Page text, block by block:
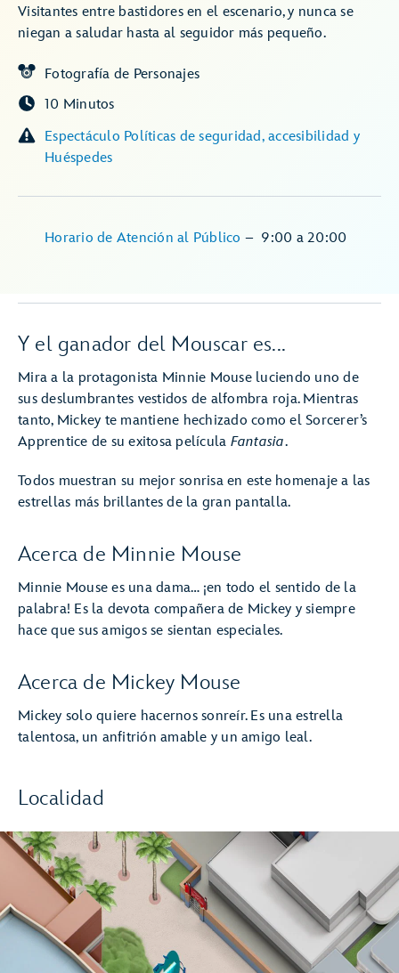
Visitantes entre bastidores en el escenario, y nunca se
niegan a saludar hasta al seguidor más pequeño.
Fotografía de Personajes
10 Minutos
Espectáculo Políticas de seguridad, accesibilidad y
Huéspedes
Horario de Atención al Público – 9:00 a 20:00
Y el ganador del Mouscar es...
Mira a la protagonista Minnie Mouse luciendo uno de
sus deslumbrantes vestidos de alfombra roja. Mientras
tanto, Mickey te mantiene hechizado como el Sorcerer’s
Apprentice de su exitosa película Fantasia.
Todos muestran su mejor sonrisa en este homenaje a las
estrellas más brillantes de la gran pantalla.
Acerca de Minnie Mouse
Minnie Mouse es una dama… ¡en todo el sentido de la
palabra! Es la devota compañera de Mickey y siempre
hace que sus amigos se sientan especiales.
Acerca de Mickey Mouse
Mickey solo quiere hacernos sonreír. Es una estrella
talentosa, un anfitrión amable y un amigo leal.
Localidad